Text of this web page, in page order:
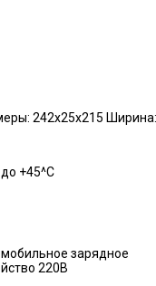
242х25х215
+45^C
зарядное
220В